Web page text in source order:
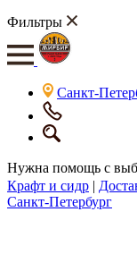
Фильтры
Санкт-
Нужна помощь с
Крафт и сидр |
Санкт-Петербург